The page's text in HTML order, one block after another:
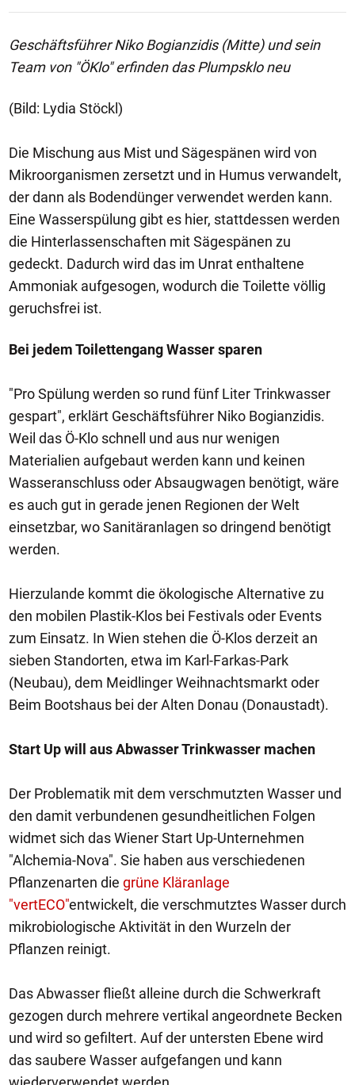
Geschäftsführer Niko Bogianzidis (Mitte) und sein
Team von "ÖKlo" erfinden das Plumpsklo neu
(Bild: Lydia Stöckl)
Die Mischung aus Mist und Sägespänen wird von
Mikroorganismen zersetzt und in Humus verwandelt,
der dann als Bodendünger verwendet werden kann.
Eine Wasserspülung gibt es hier, stattdessen werden
die Hinterlassenschaften mit Sägespänen zu
gedeckt. Dadurch wird das im Unrat enthaltene
Ammoniak aufgesogen, wodurch die Toilette völlig
geruchsfrei ist.
Bei jedem Toilettengang Wasser sparen
"Pro Spülung werden so rund fünf Liter Trinkwasser
gespart", erklärt Geschäftsführer Niko Bogianzidis.
Weil das Ö-Klo schnell und aus nur wenigen
Materialien aufgebaut werden kann und keinen
Wasseranschluss oder Absaugwagen benötigt, wäre
es auch gut in gerade jenen Regionen der Welt
einsetzbar, wo Sanitäranlagen so dringend benötigt
werden.
Hierzulande kommt die ökologische Alternative zu
den mobilen Plastik-Klos bei Festivals oder Events
zum Einsatz. In Wien stehen die Ö-Klos derzeit an
sieben Standorten, etwa im Karl-Farkas-Park
(Neubau), dem Meidlinger Weihnachtsmarkt oder
Beim Bootshaus bei der Alten Donau (Donaustadt).
Start Up will aus Abwasser Trinkwasser machen
Der Problematik mit dem verschmutzten Wasser und
den damit verbundenen gesundheitlichen Folgen
widmet sich das Wiener Start Up-Unternehmen
"Alchemia-Nova". Sie haben aus verschiedenen
Pflanzenarten die grüne Kläranlage
"vertECO"entwickelt, die verschmutztes Wasser durch
mikrobiologische Aktivität in den Wurzeln der
Pflanzen reinigt.
Das Abwasser fließt alleine durch die Schwerkraft
gezogen durch mehrere vertikal angeordnete Becken
und wird so gefiltert. Auf der untersten Ebene wird
das saubere Wasser aufgefangen und kann